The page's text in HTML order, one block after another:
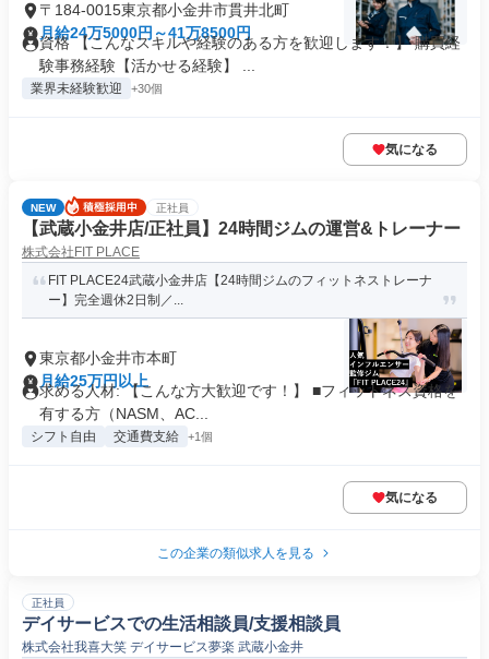
〒184-0015東京都小金井市貫井北町
月給24万5000円～41万8500円
資格 【こんなスキルや経験のある方を歓迎します！】 購買経
験事務経験【活かせる経験】 ...
業界未経験歓迎 +30個
気になる
NEW 正社員
【武蔵小金井店/正社員】24時間ジムの運営&トレーナー
株式会社FIT PLACE
FIT PLACE24武蔵小金井店【24時間ジムのフィットネストレーナ
ー】完全週休2日制／...
東京都小金井市本町
月給25万円以上
求める人材: 【こんな方大歓迎です！】 ■フィットネス資格を
有する方（NASM、AC...
シフト自由 交通費支給 +1個
気になる
この企業の類似求人を見る
正社員
デイサービスでの生活相談員/支援相談員
株式会社我喜大笑 デイサービス夢楽 武蔵小金井